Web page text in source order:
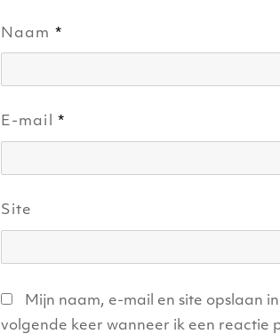
Naam *
E-mail*
Site
Mijn naam, e-mail en site opslaan
volgende keer wanneer ik een reactie